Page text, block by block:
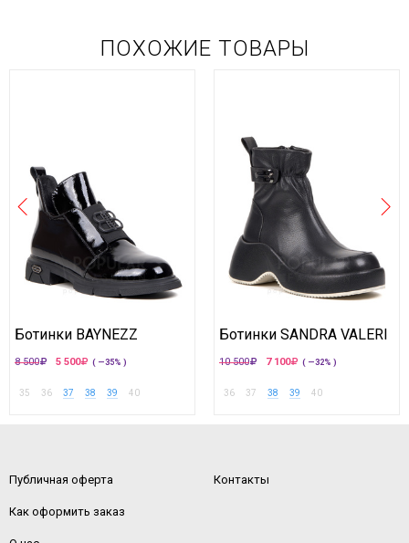
ПОХОЖИЕ ТОВАРЫ
Ботинки BAYNEZZ
8 500 5 500 ( —35% )
35 36 37 38 39 40
Ботинки SANDRA VALERI
10 500 7 100 ( —32% )
36 37 38 39 40
Публичная оферта
Как оформить заказ
Контакты